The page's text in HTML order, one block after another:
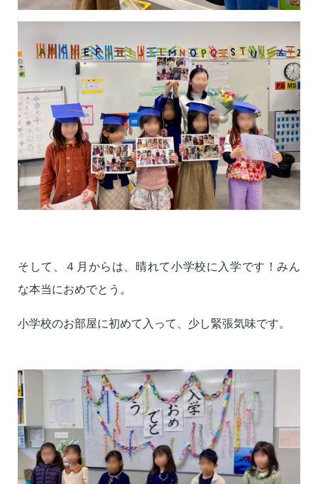
そして、４月からは、晴れて小学校に入学です！みん
な本当におめでとう。
小学校のお部屋に初めて入って、少し緊張気味です。